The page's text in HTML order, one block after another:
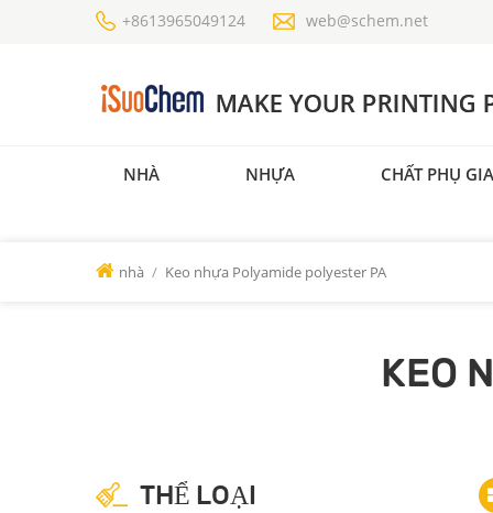
+8613965049124 web@schem.net
NHÀ NHỰA CHẤT PHỤ GIA
nhà / Keo nhựa Polyamide polyester PA
KEO
THỂ LOẠI